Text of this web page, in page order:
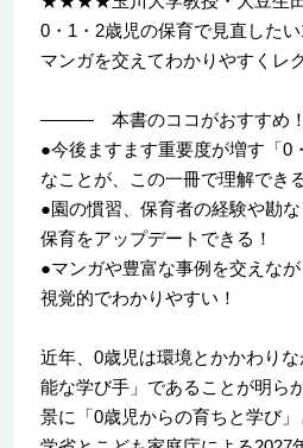
0・1・2歳児の保育で見直した
マンガを交えてわかりやすく
――― 本書のココがおすす
●今後ますます重要度が増す「0
なことが、この一冊で理解でき
●園の慣習、保育者の経験や勘
保育をアップデートできる！
●マンガや豊富な事例を交えなが
視覚的でわかりやすい！
近年、0歳児は環境とかかわり
能な学び手」であることが明ら
景に「0歳児からの育ちと学び